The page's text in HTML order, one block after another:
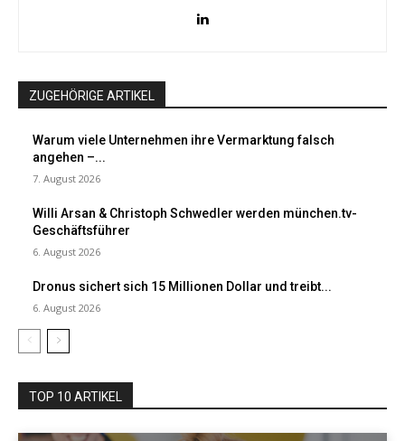
ZUGEHÖRIGE ARTIKEL
Warum viele Unternehmen ihre Vermarktung falsch
angehen –...
7. August 2026
Willi Arsan & Christoph Schwedler werden münchen.tv-
Geschäftsführer
6. August 2026
Dronus sichert sich 15 Millionen Dollar und treibt...
6. August 2026
TOP 10 ARTIKEL